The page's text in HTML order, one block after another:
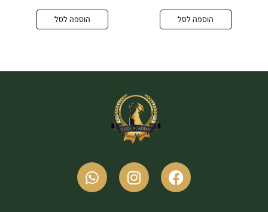
הוספה לסל הוספה לסל